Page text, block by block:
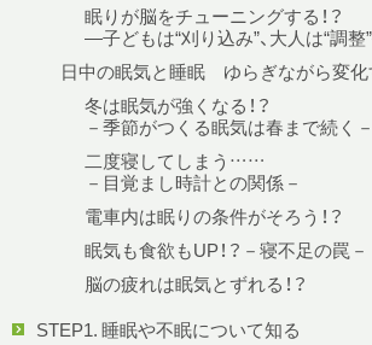
眠りが脳をチューニングする！？
—子どもは“刈り込み”、大人は“調
日中の眠気と睡眠 ゆらぎながら変化
冬は眠気が強くなる！？
－季節がつくる眠気は春まで続く－
二度寝してしまう……
－目覚まし時計との関係－
電車内は眠りの条件がそろう！？
眠気も食欲もUP！？－寝不足の罠－
脳の疲れは眠気とずれる！？
STEP1. 睡眠や不眠について知る